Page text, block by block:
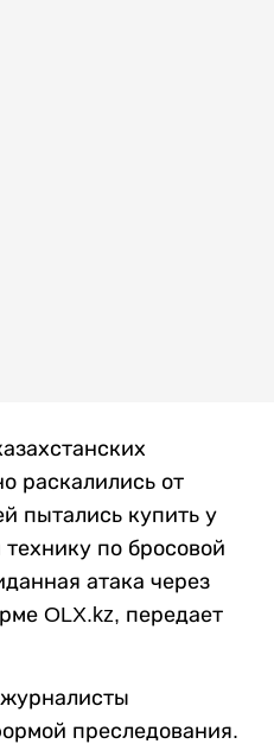
раскалились от
пытались купить у
по бросовой
атака через
OLX.kz, передает
преследования.